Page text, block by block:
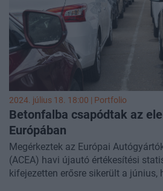
programnak köszönhetően, bár
itthon: több hibrid talál gazdára
benzines és dízeles együttvéve.
2024. július 18. 18:00 | Portfolio
Betonfalba csapódtak az
Európában
Megérkeztek az Európai
(ACEA) havi újautó értékesítési
kifejezetten erősre sikerült a június,